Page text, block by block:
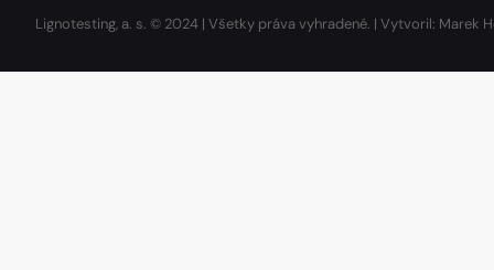
Lignotesting, a. s. © 2024 | Všetky práva vyhradené. | Vytvoril: Marek